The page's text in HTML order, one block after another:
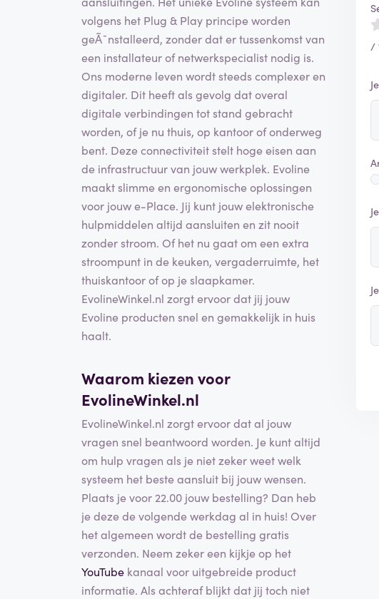
volgens het Plug & Play principe worden
geÃ¯nstalleerd, zonder dat er tussenkomst van
een installateur of netwerkspecialist nodig is.
Ons moderne leven wordt steeds complexer en
digitaler. Dit heeft als gevolg dat overal
digitale verbindingen tot stand gebracht
worden, of je nu thuis, op kantoor of onderweg
bent. Deze connectiviteit stelt hoge eisen aan
de infrastructuur van jouw werkplek. Evoline
maakt slimme en ergonomische oplossingen
voor jouw e-Place. Jij kunt jouw elektronische
hulpmiddelen altijd aansluiten en zit nooit
zonder stroom. Of het nu gaat om een extra
stroompunt in de keuken, vergaderruimte, het
thuiskantoor of op je slaapkamer.
EvolineWinkel.nl zorgt ervoor dat jij jouw
Evoline producten snel en gemakkelijk in huis
haalt.
Waarom kiezen voor
EvolineWinkel.nl
EvolineWinkel.nl zorgt ervoor dat al jouw
vragen snel beantwoord worden. Je kunt altijd
om hulp vragen als je niet zeker weet welk
systeem het beste aansluit bij jouw wensen.
Plaats je voor 22.00 jouw bestelling? Dan heb
je deze de volgende werkdag al in huis! Over
het algemeen wordt de bestelling gratis
verzonden. Neem zeker een kijkje op het
YouTube kanaal voor uitgebreide product
informatie. Als achteraf blijkt dat jij toch niet
/